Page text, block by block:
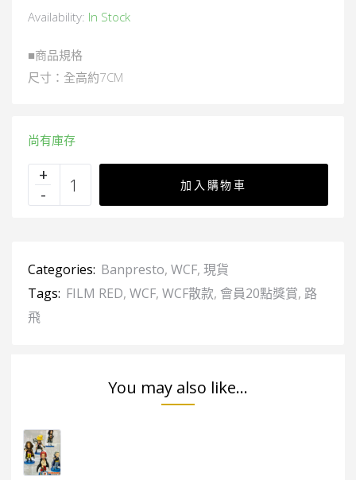
Availability: In Stock
■商品規格
尺寸：全高約7CM
尚有庫存
加入購物車
Categories: Banpresto, WCF, 現貨
Tags: FILM RED, WCF, WCF散款, 會員20點獎賞, 路
飛
You may also like...